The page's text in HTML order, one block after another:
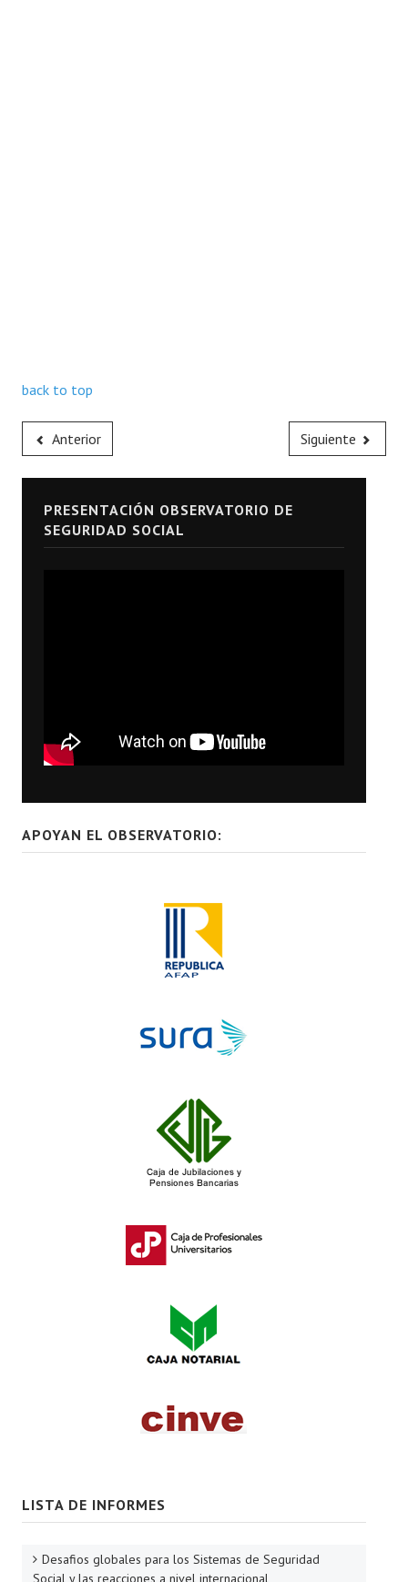
back to top
Anterior Siguiente
PRESENTACIÓN OBSERVATORIO DE
SEGURIDAD SOCIAL
APOYAN EL OBSERVATORIO:
LISTA DE INFORMES
Desafios globales para los Sistemas de Seguridad
Social y las reacciones a nivel internacional